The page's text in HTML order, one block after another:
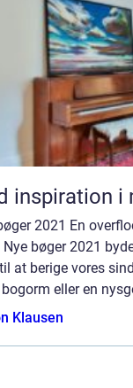
inspiration i
2021 En
bøger 2021
at berige vores
eller en
Klausen